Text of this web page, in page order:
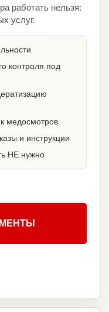
работать нельзя:
услуг.
контроля под
медосмотров
и инструкции
НЕ нужно